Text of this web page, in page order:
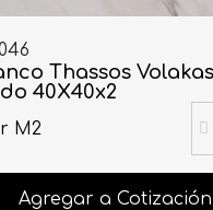
Thassos Volakas
40X40x2
M2
Agregar a Cotización